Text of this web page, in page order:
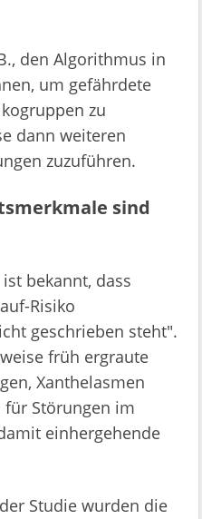
den Algorithmus in
um gefährdete
zu
dann weiteren
zuzuführen.
sind
bekannt, dass
Risiko
geschrieben steht".
früh ergraute
Xanthelasmen
für Störungen im
einhergehende
Studie wurden die